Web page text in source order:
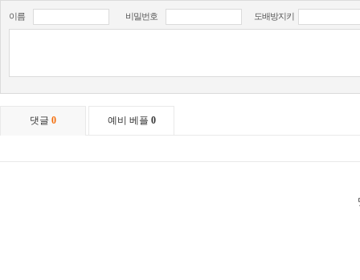
이름 비밀번호 도배방지키
댓글 0 예비 베플 0